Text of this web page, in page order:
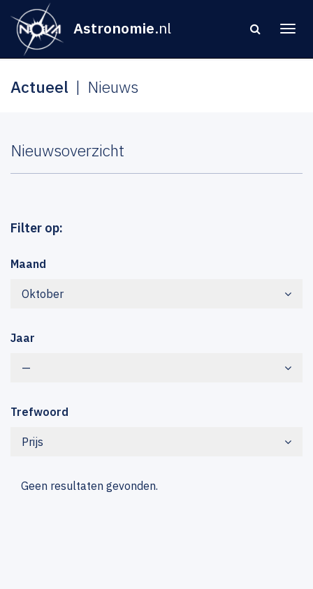
Astronomie.nl
Actueel Nieuws
Nieuwsoverzicht
Filter op:
Maand
Oktober
Jaar
—
Trefwoord
Prijs
Geen resultaten gevonden.